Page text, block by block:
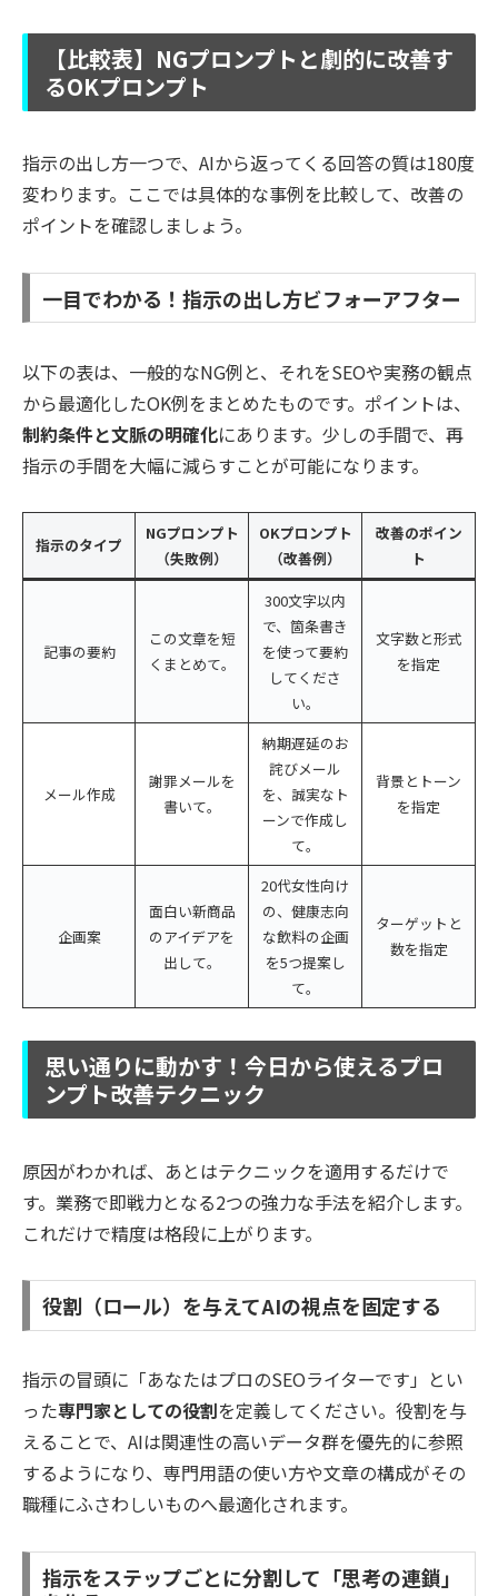
【比較表】NGプロンプトと劇的に改善す
るOKプロンプト
指示の出し方一つで、AIから返ってくる回答の質は180度
変わります。ここでは具体的な事例を比較して、改善の
ポイントを確認しましょう。
一目でわかる！指示の出し方ビフォーアフター
以下の表は、一般的なNG例と、それをSEOや実務の観点
から最適化したOK例をまとめたものです。ポイントは、
制約条件と文脈の明確化にあります。少しの手間で、再
指示の手間を大幅に減らすことが可能になります。
指示のタイプ
NGプロンプト
（失敗例）
OKプロンプト
（改善例）
改善のポイン
ト
記事の要約
この文章を短
くまとめて。
300文字以内
で、箇条書き
を使って要約
してくださ
い。
文字数と形式
を指定
メール作成
謝罪メールを
書いて。
納期遅延のお
詫びメール
を、誠実なト
ーンで作成し
て。
背景とトーン
を指定
企画案
面白い新商品
のアイデアを
出して。
20代女性向け
の、健康志向
な飲料の企画
を5つ提案し
て。
ターゲットと
数を指定
思い通りに動かす！今日から使えるプロ
ンプト改善テクニック
原因がわかれば、あとはテクニックを適用するだけで
す。業務で即戦力となる2つの強力な手法を紹介します。
これだけで精度は格段に上がります。
役割（ロール）を与えてAIの視点を固定する
指示の冒頭に「あなたはプロのSEOライターです」とい
った専門家としての役割を定義してください。役割を与
えることで、AIは関連性の高いデータ群を優先的に参照
するようになり、専門用語の使い方や文章の構成がその
職種にふさわしいものへ最適化されます。
指示をステップごとに分割して「思考の連鎖」